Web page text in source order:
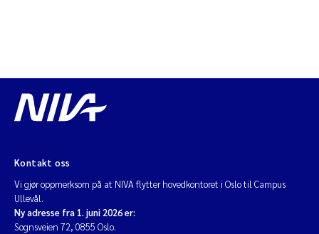
Debhasish Bhakta
Jarle Håvardstun
Rita Næss
Øyvind Tangen Ødegaard
Kontakt oss
Vi gjør oppmerksom på at NIVA flytter hovedkontoret i Oslo til Campus
Ullevål.
Ny adresse fra 1. juni 2026 er:
Sognsveien 72, 0855 Oslo.